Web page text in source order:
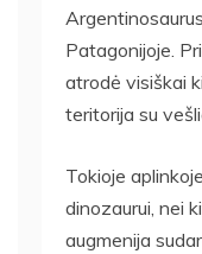
Patagonijoje.
atrodė visiškai
teritorija su
Tokioje
dinozaurui, nei
augmenija